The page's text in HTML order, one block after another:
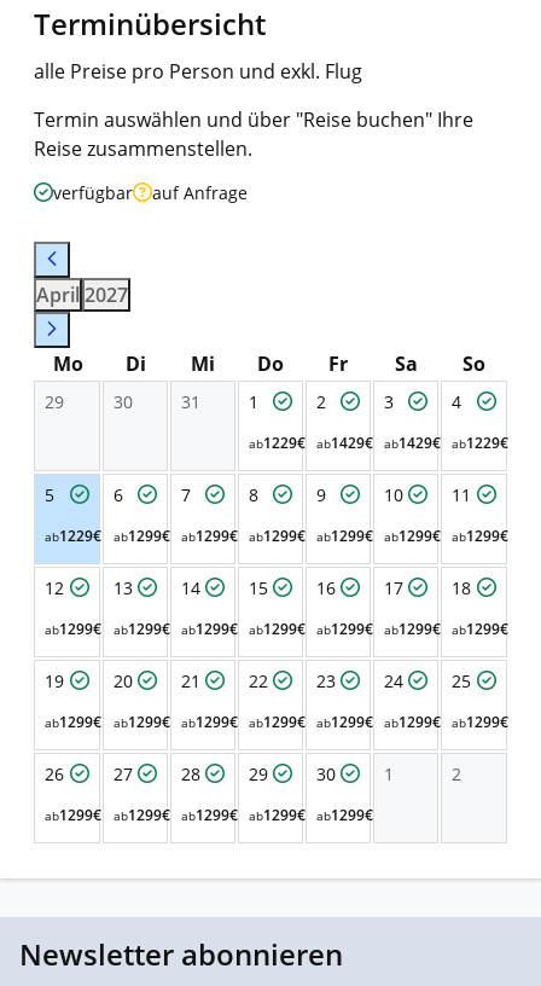
Terminübersicht
alle Preise pro Person und exkl. Flug
Termin auswählen und über "Reise buchen" Ihre
Reise zusammenstellen.
verfügbar auf Anfrage
April 2027
Mo Di Mi Do Fr Sa So
29 30 31 1
ab1229€
2
ab1429€
3
ab1429€
4
ab1229€
5
ab1229€
6
ab1299€
7
ab1299€
8
ab1299€
9
ab1299€
10
ab1299€
11
ab1299€
12
ab1299€
13
ab1299€
14
ab1299€
15
ab1299€
16
ab1299€
17
ab1299€
18
ab1299€
19
ab1299€
20
ab1299€
21
ab1299€
22
ab1299€
23
ab1299€
24
ab1299€
25
ab1299€
26
ab1299€
27
ab1299€
28
ab1299€
29
ab1299€
30
ab1299€
1 2
Newsletter abonnieren